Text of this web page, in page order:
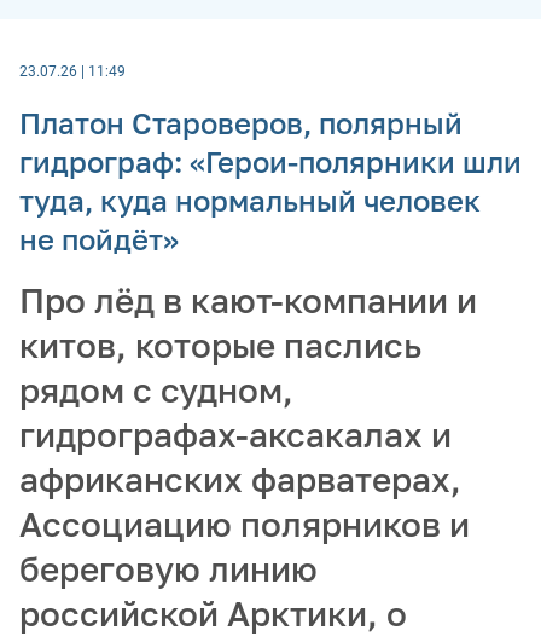
23.07.26 | 11:49
Платон Староверов, полярный
гидрограф: «Герои-полярники шли
туда, куда нормальный человек
не пойдёт»
Про лёд в кают-компании и
китов, которые паслись
рядом с судном,
гидрографах-аксакалах и
африканских фарватерах,
Ассоциацию полярников и
береговую линию
российской Арктики, о